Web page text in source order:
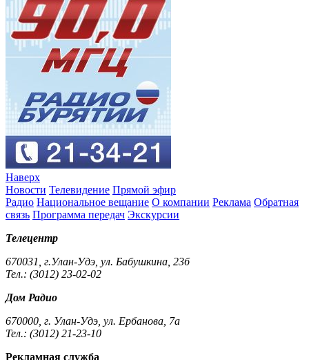
Наверх
Новости Телевидение Прямой эфир
Радио Национальное вещание О компании Реклама Обратная
связь Программа передач Экскурсии
Телецентр
670031, г.Улан-Удэ, ул. Бабушкина, 23б
Тел.: (3012) 23-02-02
Дом Радио
670000, г. Улан-Удэ, ул. Ербанова, 7а
Тел.: (3012) 21-23-10
Рекламная служба